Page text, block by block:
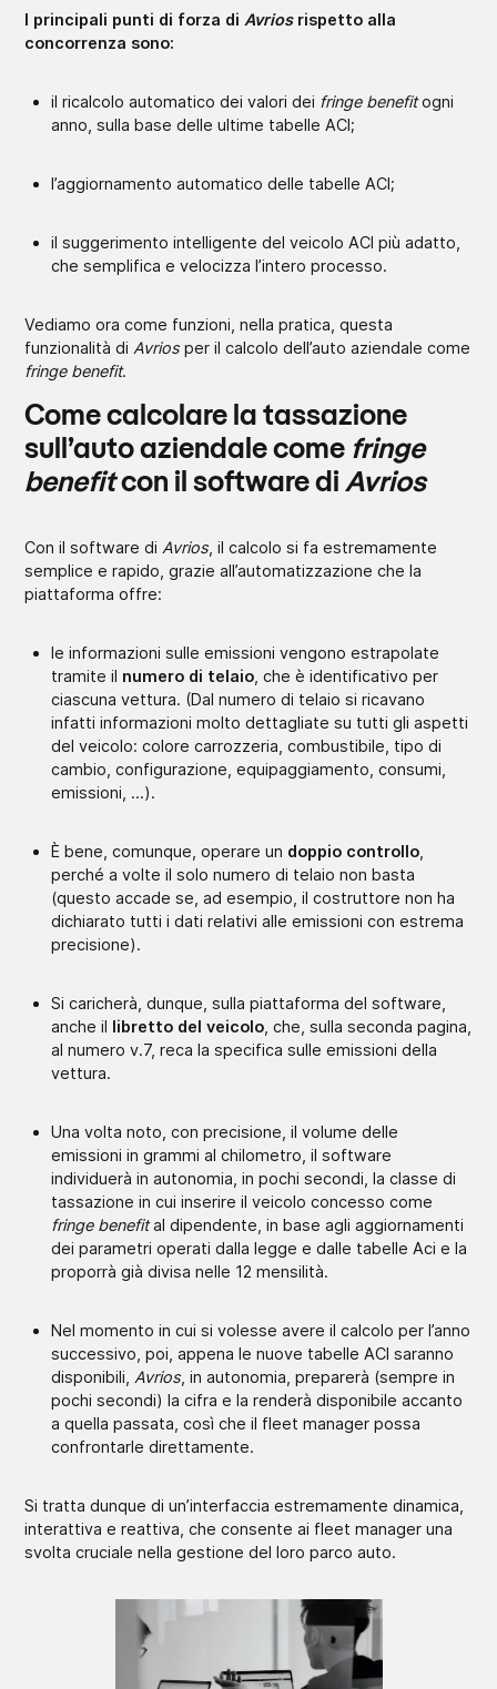
I principali punti di forza di Avrios rispetto alla
concorrenza sono:
il ricalcolo automatico dei valori dei fringe benefitogni
anno, sulla base delle ultime tabelle ACI;
l’aggiornamento automatico delle tabelle ACI;
il suggerimento intelligente del veicolo ACI più adatto,
che semplifica e velocizza l’intero processo.
Vediamo ora come funzioni, nella pratica, questa
funzionalità di Avrios per il calcolo dell’auto aziendale come
fringe benefit.
Come calcolare la tassazione
sull’auto aziendale come fringe
benefitcon il software diAvrios
Con il software di Avrios , il calcolo si fa estremamente
semplice e rapido, grazie all’automatizzazione che la
piattaforma offre:
le informazioni sulle emissioni vengono estrapolate
tramite il numero di telaio , che è identificativo per
ciascuna vettura. (Dal numero di telaio si ricavano
infatti informazioni molto dettagliate su tutti gli aspetti
del veicolo: colore carrozzeria, combustibile, tipo di
cambio, configurazione, equipaggiamento, consumi,
emissioni, …).
È bene, comunque, operare un doppio controllo
perché a volte il solo numero di telaio non basta
(questo accade se, ad esempio, il costruttore non ha
dichiarato tutti i dati relativi alle emissioni con estrema
precisione).
Si caricherà, dunque, sulla piattaforma del software,
anche il libretto del veicolo , che, sulla seconda pagina,
al numero v.7, reca la specifica sulle emissioni della
vettura.
Una volta noto, con precisione, il volume delle
emissioni in grammi al chilometro, il software
individuerà in autonomia, in pochi secondi, la classe di
tassazione in cui inserire il veicolo concesso come
fringe benefital dipendente, in base agli aggiornamenti
dei parametri operati dalla legge e dalle tabelle Aci e la
proporrà già divisa nelle 12 mensilità.
Nel momento in cui si volesse avere il calcolo per l’anno
successivo, poi, appena le nuove tabelle ACI saranno
disponibili, Avrios , in autonomia, preparerà (sempre in
pochi secondi) la cifra e la renderà disponibile accanto
a quella passata, così che il fleet manager possa
confrontarle direttamente.
Si tratta dunque di un’interfaccia estremamente dinamica,
interattiva e reattiva, che consente ai fleet manager una
svolta cruciale nella gestione del loro parco auto.